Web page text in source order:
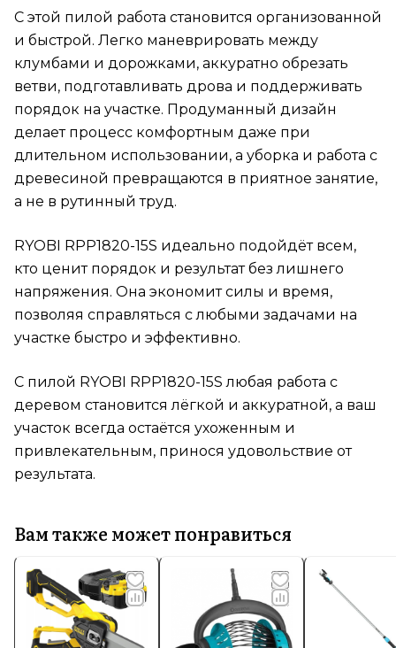
С этой пилой работа становится организованной
и быстрой. Легко маневрировать между
клумбами и дорожками, аккуратно обрезать
ветви, подготавливать дрова и поддерживать
порядок на участке. Продуманный дизайн
делает процесс комфортным даже при
длительном использовании, а уборка и работа с
древесиной превращаются в приятное занятие,
а не в рутинный труд.
RYOBI RPP1820-15S идеально подойдёт всем,
кто ценит порядок и результат без лишнего
напряжения. Она экономит силы и время,
позволяя справляться с любыми задачами на
участке быстро и эффективно.
С пилой RYOBI RPP1820-15S любая работа с
деревом становится лёгкой и аккуратной, а ваш
участок всегда остаётся ухоженным и
привлекательным, принося удовольствие от
результата.
Вам также может понравиться